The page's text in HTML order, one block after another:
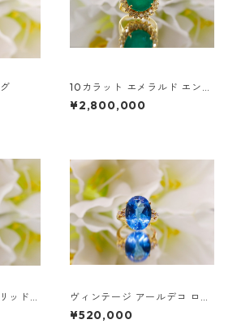
10カラット エメラルド エンゲ
ージメントリング - 18K イエ
ローゴールド
¥2,800,000
ッドゴ
ラル
ヴィンテージ アールデコ ロン
ドンブルートパーズ ダイヤモ
ンドリング
¥520,000